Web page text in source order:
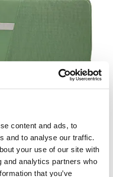
content and ads, to
and to analyse our traffic.
your use of our site with
and analytics partners who
that you’ve
あるアクセントカラーを
なノートパソコン保護ス